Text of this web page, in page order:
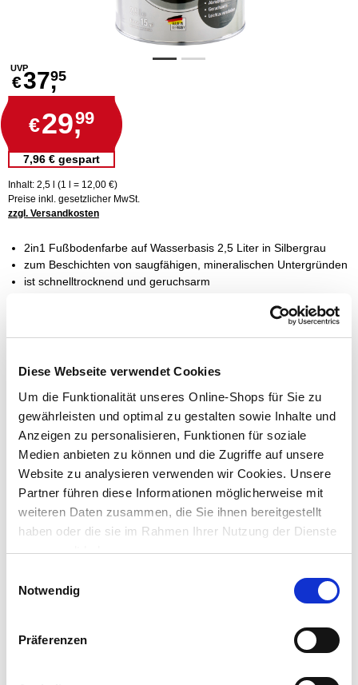
Diese Webseite verwendet Cookies
Um die Funktionalität unseres Online-Shops für Sie zu
gewährleisten und optimal zu gestalten sowie Inhalte und
Anzeigen zu personalisieren, Funktionen für soziale
Medien anbieten zu können und die Zugriffe auf unsere
Website zu analysieren verwenden wir Cookies. Unsere
Partner führen diese Informationen möglicherweise mit
weiteren Daten zusammen, die Sie ihnen bereitgestellt
haben oder die sie im Rahmen Ihrer Nutzung der Dienste
gesammelt haben.
Notwendig
Präferenzen
UVP
€37,95
€29,99
7,96 € gespart
Inhalt: 2,5 l (1 l = 12,00 €)
Preise inkl. gesetzlicher MwSt.
zzgl. Versandkosten
2in1 Fußbodenfarbe auf Wasserbasis 2,5 Liter in Silbergrau
zum Beschichten von saugfähigen, mineralischen Untergründen
ist schnelltrocknend und geruchsarm
Verfügbarkeit in deinem Markt.
Um Abholung im Markt nutzen zu können, wähle zunächst
einen Markt
Verfügbarkeit:
Menge
In den Warenkorb